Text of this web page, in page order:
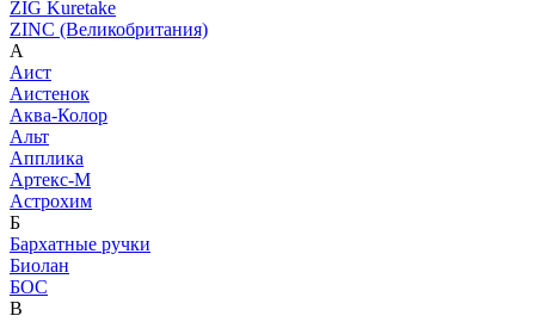
ZIG Kuretake
ZINC (Великобритания)
А
Аист
Аистенок
Аква-Колор
Альт
Апплика
Артекс-М
Астрохим
Б
Бархатные ручки
Биолан
БОС
В